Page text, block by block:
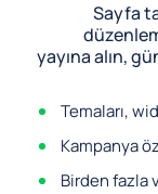
Sayfa
yayına alın,
Temaları,
Kampanya
Birden fazla